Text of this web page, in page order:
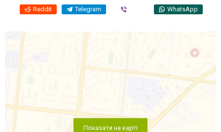
Reddit Telegram WhatsApp
Показати на карті